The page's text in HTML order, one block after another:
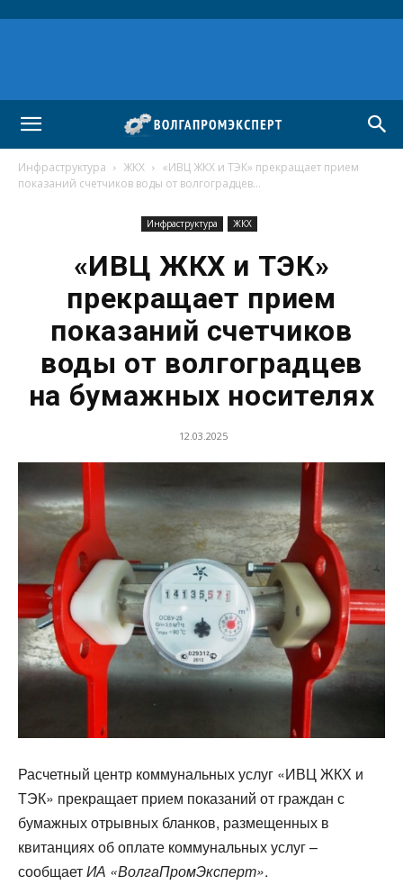
Инфраструктура ЖКХ
«ИВЦ ЖКХ и ТЭК» прекращает прием
показаний счетчиков воды от волгоградцев...
Инфраструктура ЖКХ
«ИВЦ ЖКХ и ТЭК»
прекращает прием
показаний счетчиков
воды от волгоградцев
на бумажных носителях
12.03.2025
Расчетный центр коммунальных услуг «ИВЦ ЖКХ и
ТЭК» прекращает прием показаний от граждан с
бумажных отрывных бланков, размещенных в
квитанциях об оплате коммунальных услуг –
сообщаетИА «ВолгаПромЭксперт».